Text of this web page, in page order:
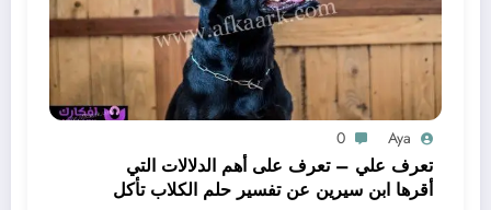
Aya
0
تعرف علي – تعرف على أهم الدلالات التي
أقرها ابن سيرين عن تفسير حلم الكلاب تأكل